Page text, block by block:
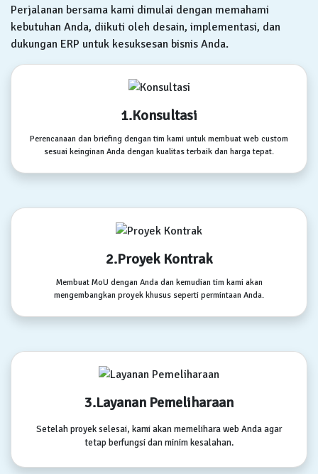
Perjalanan bersama kami dimulai dengan memahami
kebutuhan Anda, diikuti oleh desain, implementasi, dan
dukungan ERP untuk kesuksesan bisnis Anda.
1.Konsultasi
Perencanaan dan briefing dengan tim kami untuk membuat web custom
sesuai keinginan Anda dengan kualitas terbaik dan harga tepat.
2.Proyek Kontrak
Membuat MoU dengan Anda dan kemudian tim kami akan
mengembangkan proyek khusus seperti permintaan Anda.
3.Layanan Pemeliharaan
Setelah proyek selesai, kami akan memelihara web Anda agar
tetap berfungsi dan minim kesalahan.